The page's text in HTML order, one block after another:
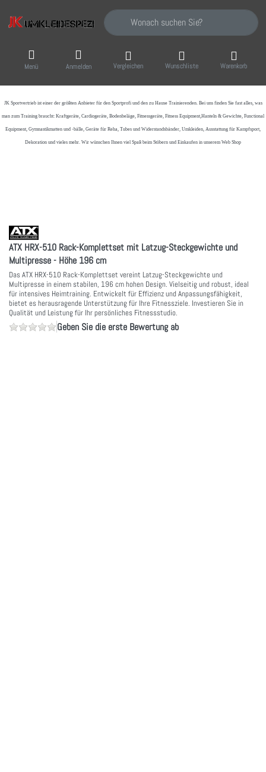
Geben Sie einen Suchbegriff ein. Während
Menü Anmelden Vergleichen Wunschliste Warenkorb
JK Sportvertrieb ist einer der größten Anbieter für den Sportprofi und den zu Hause Trainierenden. Bei uns finden Sie fast alles, was
man zum Training braucht: Kraftgeräte, Cardiogeräte, Bodenbeläge, Fitnessgeräte, Fitness Equipment,Hanteln & Gewichte, Functional
Equipment, Gymnastikmatten und -bälle, Geräte für Reha, Tubes und Widerstandsbänder, Umkleiden, Ausstattung für Kampfsport,
Dekoration und vieles mehr. Wir wünschen Ihnen viel Spaß beim Stöbern und Einkaufen in unserem Web Shop
ATX HRX-510 Rack-Komplettset mit Latzug-Steckgewichte und
Multipresse - Höhe 196 cm
Das ATX HRX-510 Rack-Komplettset vereint Latzug-Steckgewichte und
Multipresse in einem stabilen, 196 cm hohen Design. Vielseitig und robust, ideal
für intensives Heimtraining. Entwickelt für Effizienz und Anpassungsfähigkeit,
bietet es herausragende Unterstützung für Ihre Fitnessziele. Investieren Sie in
Qualität und Leistung für Ihr persönliches Fitnessstudio.
Geben Sie die erste Bewertung ab